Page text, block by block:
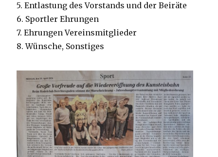
5. Entlastung des Vorstands und der Beiräte
6. Sportler Ehrungen
7. Ehrungen Vereinsmitglieder
8. Wünsche, Sonstiges